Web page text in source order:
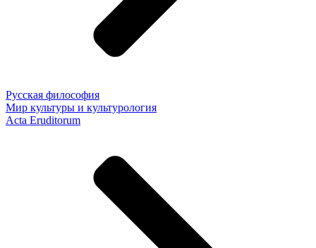
Русская философия
Мир культуры и культурология
Acta Eruditorum